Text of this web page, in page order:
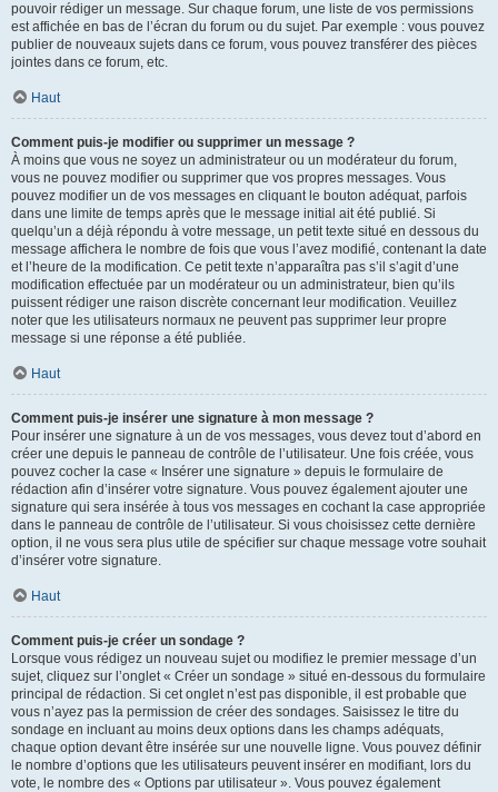
pouvoir rédiger un message. Sur chaque forum, une liste de vos permissions
est affichée en bas de l’écran du forum ou du sujet. Par exemple : vous pouvez
publier de nouveaux sujets dans ce forum, vous pouvez transférer des pièces
jointes dans ce forum, etc.
Haut
Comment puis-je modifier ou supprimer un message ?
À moins que vous ne soyez un administrateur ou un modérateur du forum,
vous ne pouvez modifier ou supprimer que vos propres messages. Vous
pouvez modifier un de vos messages en cliquant le bouton adéquat, parfois
dans une limite de temps après que le message initial ait été publié. Si
quelqu’un a déjà répondu à votre message, un petit texte situé en dessous du
message affichera le nombre de fois que vous l’avez modifié, contenant la date
et l’heure de la modification. Ce petit texte n’apparaîtra pas s’il s’agit d’une
modification effectuée par un modérateur ou un administrateur, bien qu’ils
puissent rédiger une raison discrète concernant leur modification. Veuillez
noter que les utilisateurs normaux ne peuvent pas supprimer leur propre
message si une réponse a été publiée.
Haut
Comment puis-je insérer une signature à mon message ?
Pour insérer une signature à un de vos messages, vous devez tout d’abord en
créer une depuis le panneau de contrôle de l’utilisateur. Une fois créée, vous
pouvez cocher la case « Insérer une signature » depuis le formulaire de
rédaction afin d’insérer votre signature. Vous pouvez également ajouter une
signature qui sera insérée à tous vos messages en cochant la case appropriée
dans le panneau de contrôle de l’utilisateur. Si vous choisissez cette dernière
option, il ne vous sera plus utile de spécifier sur chaque message votre souhait
d’insérer votre signature.
Haut
Comment puis-je créer un sondage ?
Lorsque vous rédigez un nouveau sujet ou modifiez le premier message d’un
sujet, cliquez sur l’onglet « Créer un sondage » situé en-dessous du formulaire
principal de rédaction. Si cet onglet n’est pas disponible, il est probable que
vous n’ayez pas la permission de créer des sondages. Saisissez le titre du
sondage en incluant au moins deux options dans les champs adéquats,
chaque option devant être insérée sur une nouvelle ligne. Vous pouvez définir
le nombre d’options que les utilisateurs peuvent insérer en modifiant, lors du
vote, le nombre des « Options par utilisateur ». Vous pouvez également